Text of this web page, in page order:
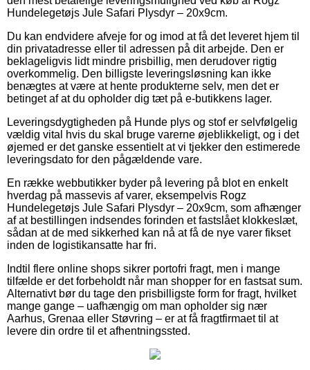
Hundelegetøjs Jule Safari Plysdyr – 20x9cm.
Du kan endvidere afveje for og imod at få det leveret hjem til
din privatadresse eller til adressen på dit arbejde. Den er
beklageligvis lidt mindre prisbillig, men derudover rigtig
overkommelig. Den billigste leveringsløsning kan ikke
benægtes at være at hente produkterne selv, men det er
betinget af at du opholder dig tæt på e-butikkens lager.
Leveringsdygtigheden på Hunde plys og stof er selvfølgelig
vældig vital hvis du skal bruge varerne øjeblikkeligt, og i det
øjemed er det ganske essentielt at vi tjekker den estimerede
leveringsdato for den pågældende vare.
En række webbutikker byder på levering på blot en enkelt
hverdag på massevis af varer, eksempelvis Rogz
Hundelegetøjs Jule Safari Plysdyr – 20x9cm, som afhænger
af at bestillingen indsendes forinden et fastslået klokkeslæt,
sådan at de med sikkerhed kan nå at få de nye varer fikset
inden de logistikansatte har fri.
Indtil flere online shops sikrer portofri fragt, men i mange
tilfælde er det forbeholdt når man shopper for en fastsat sum.
Alternativt bør du tage den prisbilligste form for fragt, hvilket
mange gange – uafhængig om man opholder sig nær
Aarhus, Grenaa eller Støvring – er at få fragtfirmaet til at
levere din ordre til et afhentningssted.